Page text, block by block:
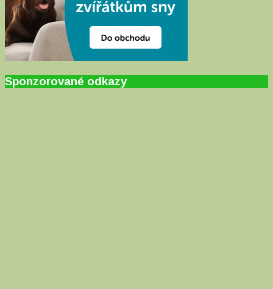
Sponzorované odkazy